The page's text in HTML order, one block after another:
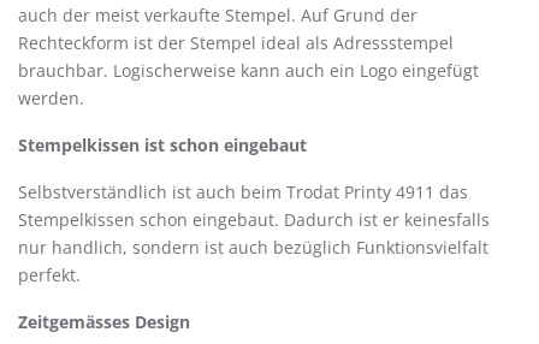
auch der meist verkaufte Stempel. Auf Grund der
Rechteckform ist der Stempel ideal als Adressstempel
brauchbar. Logischerweise kann auch ein Logo eingefügt
werden.
Stempelkissen ist schon eingebaut
Selbstverständlich ist auch beim Trodat Printy 4911 das
Stempelkissen schon eingebaut. Dadurch ist er keinesfalls
nur handlich, sondern ist auch bezüglich Funktionsvielfalt
perfekt.
Zeitgemässes Design